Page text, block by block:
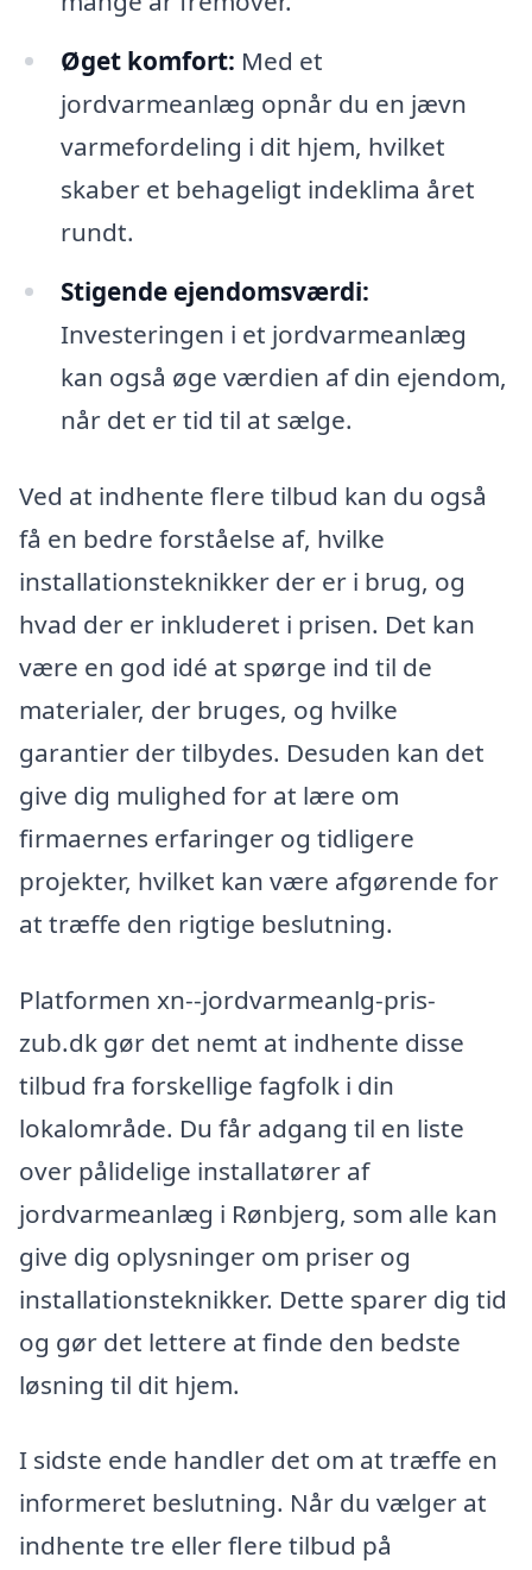
Øget komfort: Med et
jordvarmeanlæg opnår du en jævn
varmefordeling i dit hjem, hvilket
skaber et behageligt indeklima året
rundt.
Stigende ejendomsværdi:
Investeringen i et jordvarmeanlæg
kan også øge værdien af din ejendom,
når det er tid til at sælge.
Ved at indhente flere tilbud kan du også
få en bedre forståelse af, hvilke
installationsteknikker der er i brug, og
hvad der er inkluderet i prisen. Det kan
være en god idé at spørge ind til de
materialer, der bruges, og hvilke
garantier der tilbydes. Desuden kan det
give dig mulighed for at lære om
firmaernes erfaringer og tidligere
projekter, hvilket kan være afgørende for
at træffe den rigtige beslutning.
Platformen xn--jordvarmeanlg-pris-
zub.dk gør det nemt at indhente disse
tilbud fra forskellige fagfolk i din
lokalområde. Du får adgang til en liste
over pålidelige installatører af
jordvarmeanlæg i Rønbjerg, som alle kan
give dig oplysninger om priser og
installationsteknikker. Dette sparer dig tid
og gør det lettere at finde den bedste
løsning til dit hjem.
I sidste ende handler det om at træffe en
informeret beslutning. Når du vælger at
indhente tre eller flere tilbud på